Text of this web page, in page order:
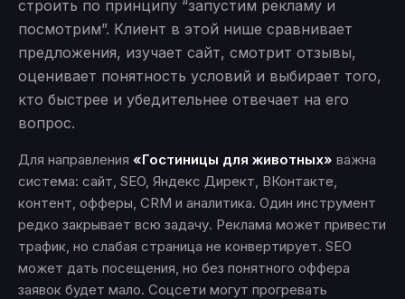
строить по принципу “запустим рекламу и
посмотрим”. Клиент в этой нише сравнивает
предложения, изучает сайт, смотрит отзывы,
оценивает понятность условий и выбирает того,
кто быстрее и убедительнее отвечает на его
вопрос.
Для направления «Гостиницы для животных» важна
система: сайт, SEO, Яндекс Директ, ВКонтакте,
контент, офферы, CRM и аналитика. Один инструмент
редко закрывает всю задачу. Реклама может привести
трафик, но слабая страница не конвертирует. SEO
может дать посещения, но без понятного оффера
заявок будет мало. Соцсети могут прогревать